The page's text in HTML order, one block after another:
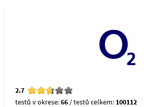
2.7
testů v okrese:66 / testů celkem: 100112